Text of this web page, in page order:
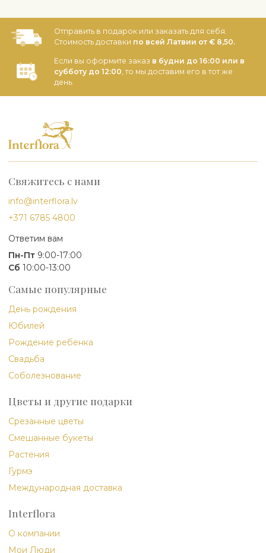
Отправить в подарок или заказать для себя.
Стоимость доставки по всей Латвии от € 8,50.
Если вы оформите заказ в будни до 16:00 или в
субботу до 12:00 , то мы доставим его в тот же
день.
Свяжитесь с нами
info@interflora.lv
+371 6785 4800
Ответим вам
Пн-Пт 9:00-17:00
Сб 10:00-13:00
Самые популярные
День рождения
Юбилей
Рождение ребенка
Свадьба
Соболезнование
Цветы и другие подарки
Срезанные цветы
Смешанные букеты
Растения
Гурмэ
Международная доставка
Interflora
О компании
Мои Люди